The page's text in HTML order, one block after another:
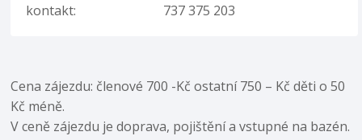
kontakt:
737 375 203
Cena zájezdu: členové 700 -Kč ostatní 750 – Kč děti o 50
Kč méně.
V ceně zájezdu je doprava, pojištění a vstupné na bazén.